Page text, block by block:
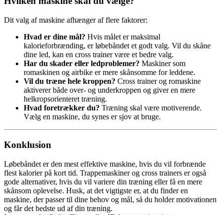
Dit valg af maskine afhænger af flere faktorer:
Hvad er dine mål? Hvis målet er maksimal
kalorieforbrænding, er løbebåndet et godt valg. Vil du skåne
dine led, kan en cross trainer være et bedre valg.
Har du skader eller ledproblemer? Maskiner som
romaskinen og airbike er mere skånsomme for leddene.
Vil du træne hele kroppen? Cross trainer og romaskine
aktiverer både over- og underkroppen og giver en mere
helkropsorienteret træning.
Hvad foretrækker du? Træning skal være motiverende.
Vælg en maskine, du synes er sjov at bruge.
Konklusion
Løbebåndet er den mest effektive maskine, hvis du vil forbrænde
flest kalorier på kort tid. Trappemaskiner og cross trainers er også
gode alternativer, hvis du vil variere din træning eller få en mere
skånsom oplevelse. Husk, at det vigtigste er, at du finder en
maskine, der passer til dine behov og mål, så du holder motivationen
og får det bedste ud af din træning.